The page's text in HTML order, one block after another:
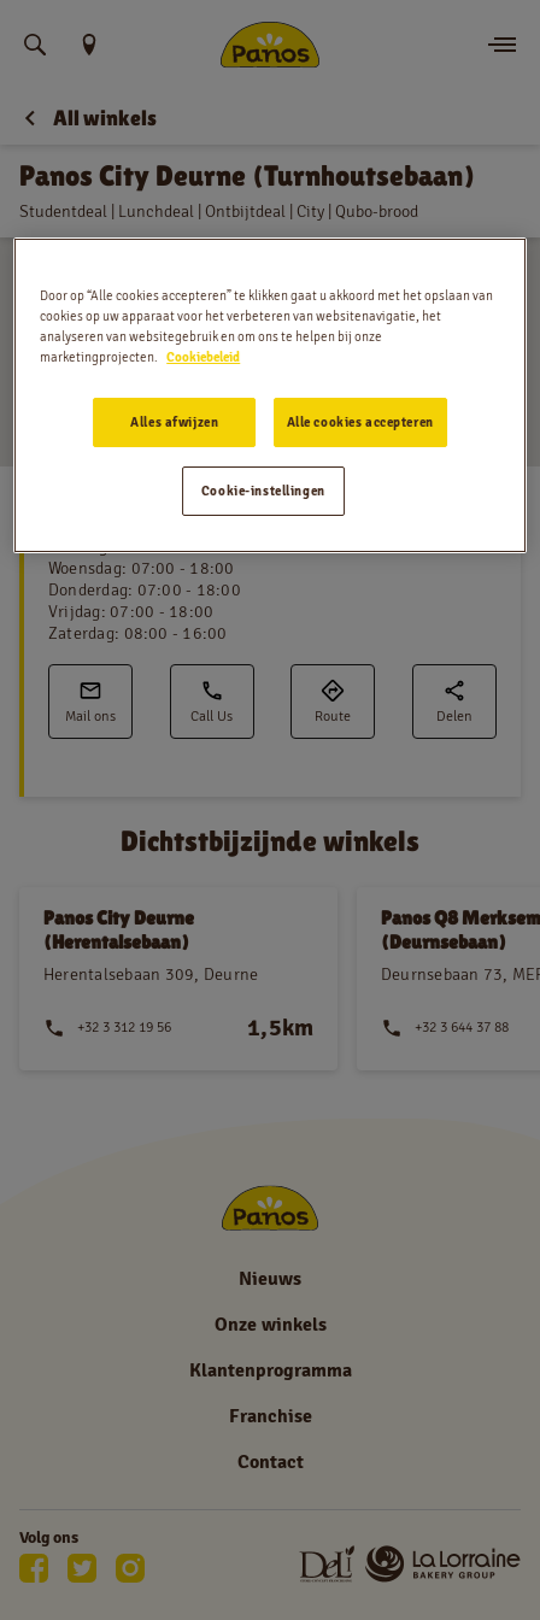
Vind uw locatie
Nieuws
Winkels
Contact
Jobs
Juridische informatie
Privacy policy
All winkels
Studentdeal | Lunchdeal | Ontbijtdeal | City | Qubo-brood
Panos City Deurne (Turnhoutsebaan)
Turnhoutsebaan 73, Deurne
Dinsdag:07:00 - 18:00
Woensdag: 07:00 - 18:00
Donderdag: 07:00 - 18:00
Vrijdag: 07:00 - 18:00
Zaterdag: 08:00 - 16:00
Mail ons Call Us Route Delen
Dichtstbijzijnde winkels
Panos City Deurne
(Herentalsebaan)
Herentalsebaan 309, Deurne
+32 3 312 19 56 1,5km
Panos Q8 Merksem
(Deurnsebaan)
Deurnsebaan 73,
+32 3 644 37 88
Volg ons
Nieuws
Onze winkels
Klantenprogramma
Franchise
Contact
Door op “Alle cookies accepteren” te klikken gaat u akkoord met het opslaan van
cookies op uw apparaat voor het verbeteren van websitenavigatie, het
analyseren van websitegebruik en om ons te helpen bij onze
marketingprojecten. Cookiebeleid
Alles afwijzen Alle cookies accepteren
Cookie-instellingen